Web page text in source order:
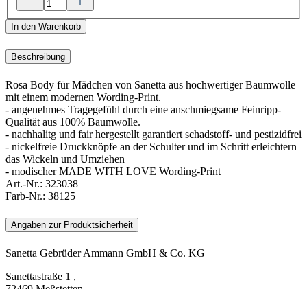
In den Warenkorb
Beschreibung
Rosa Body für Mädchen von Sanetta aus hochwertiger Baumwolle
mit einem modernen Wording-Print.
- angenehmes Tragegefühl durch eine anschmiegsame Feinripp-
Qualität aus 100% Baumwolle.
- nachhalitg und fair hergestellt garantiert schadstoff- und pestizidfrei
- nickelfreie Druckknöpfe an der Schulter und im Schritt erleichtern
das Wickeln und Umziehen
- modischer MADE WITH LOVE Wording-Print
Art.-Nr.: 323038
Farb-Nr.: 38125
Angaben zur Produktsicherheit
Sanetta Gebrüder Ammann GmbH & Co. KG
Sanettastraße 1 ,